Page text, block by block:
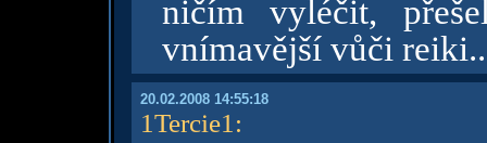
ničím vyléčit,
vnímavější vůči
20.02.2008 14:55:18
1Tercie1 :